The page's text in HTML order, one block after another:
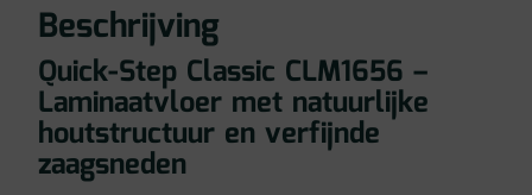
Beschrijving
Quick-Step Classic CLM1656 –
Laminaatvloer met natuurlijke
houtstructuur en verfijnde
zaagsneden